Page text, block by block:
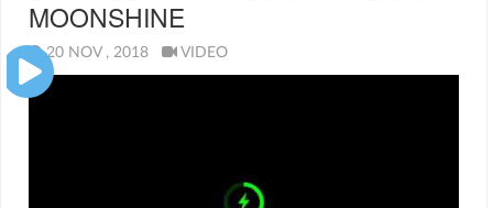
MOONSHINE
20 NOV , 2018 VIDEO